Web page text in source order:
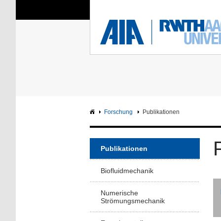
Sie sind hier: Aerodynamisches
RWTH
Forschung Publikationen
Publikationen
Biofluidmechanik
Numerische
Strömungsmechanik